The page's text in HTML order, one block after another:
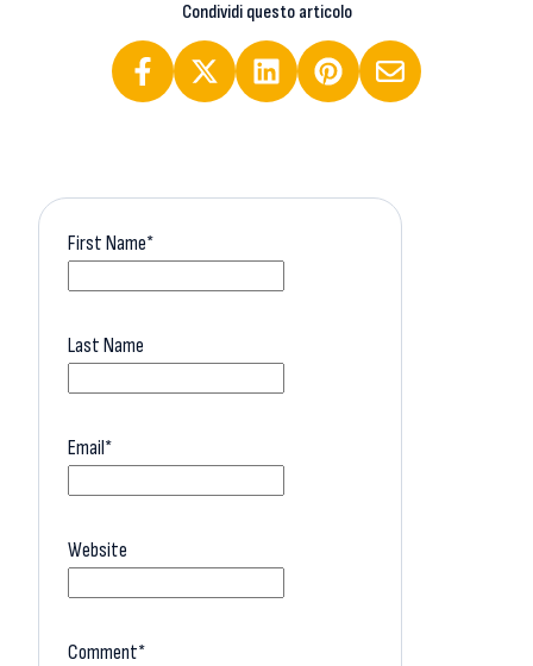
Condividi questo articolo
First Name*
Last Name
Email*
Website
Comment*